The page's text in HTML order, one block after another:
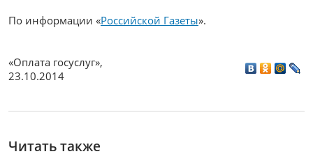
По информации «Российской Газеты».
«Оплата госуслуг»,
23.10.2014
Читать также